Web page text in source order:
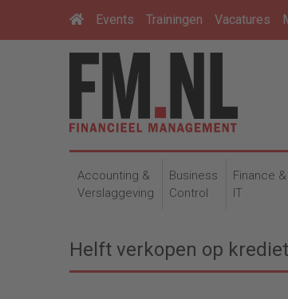
Events Trainingen Vacatures
Accounting &
Verslaggeving
Business
Control
Finance &
IT
Helft verkopen op